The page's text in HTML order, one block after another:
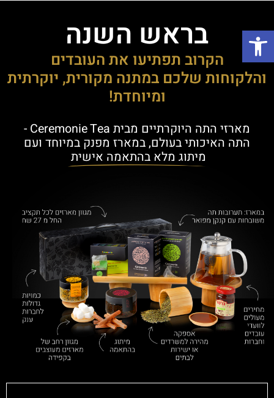
פתח סרגל נגישות
בראש השנה
הקרוב תפתיעו את העובדים
והלקוחות שלכם במתנה מקורית, יוקרתית
ומיוחדת!
מארזי התה היוקרתיים מבית Ceremonie Tea -
התה האיכותי בעולם, במארז מפנק במיוחד ועם
מיתוג מלא בהתאמה אישית